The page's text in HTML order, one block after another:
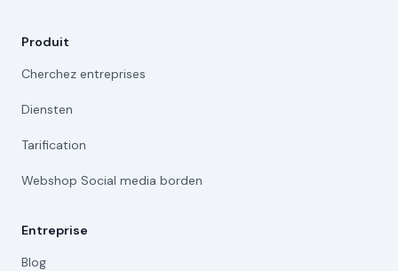
Produit
Cherchez entreprises
Diensten
Tarification
Webshop Social media borden
Entreprise
Blog